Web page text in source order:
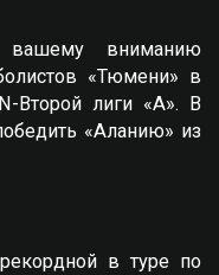
вашему вниманию
«Тюмени» в
Второй лиги «А». В
«Аланию» из
в туре по